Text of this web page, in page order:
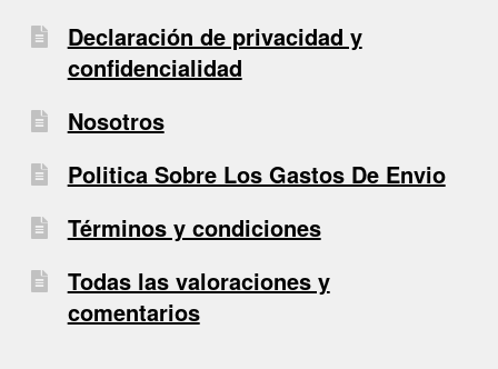
Declaración de privacidad y
confidencialidad
Nosotros
Politica Sobre Los Gastos De Envio
Términos y condiciones
Todas las valoraciones y
comentarios